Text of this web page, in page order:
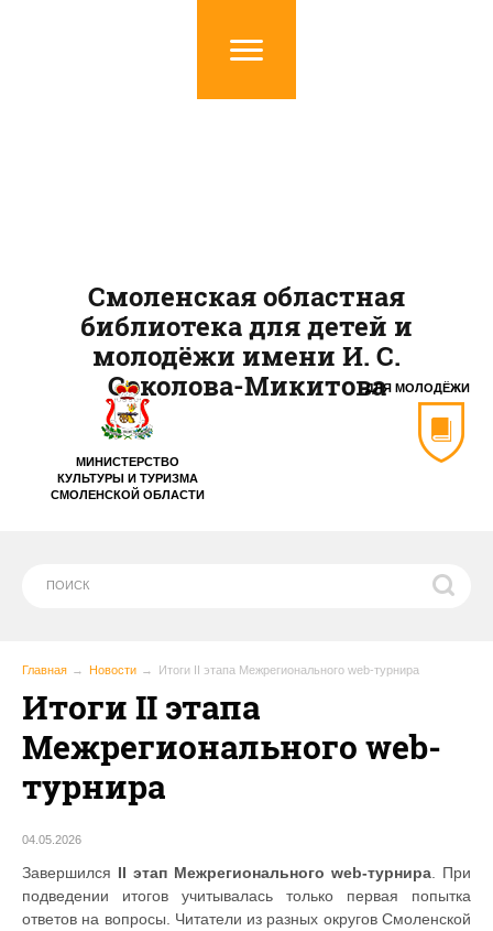
МИНИСТЕРСТВО
КУЛЬТУРЫ И ТУРИЗМА
СМОЛЕНСКОЙ ОБЛАСТИ
ДЛЯ МОЛОДЁЖИ
Смоленская областная
библиотека для детей и
молодёжи имени И. С.
Соколова-Микитова
Главная Новости Итоги II этапа Межрегионального web-турнира
Итоги II этапа
Межрегионального web-
турнира
04.05.2026
Завершился II этап Межрегионального web-турнира . При
подведении итогов учитывалась только первая попытка
ответов на вопросы. Читатели из разных округов Смоленской